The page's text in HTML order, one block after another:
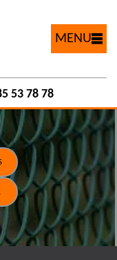
MENU
53 78 78